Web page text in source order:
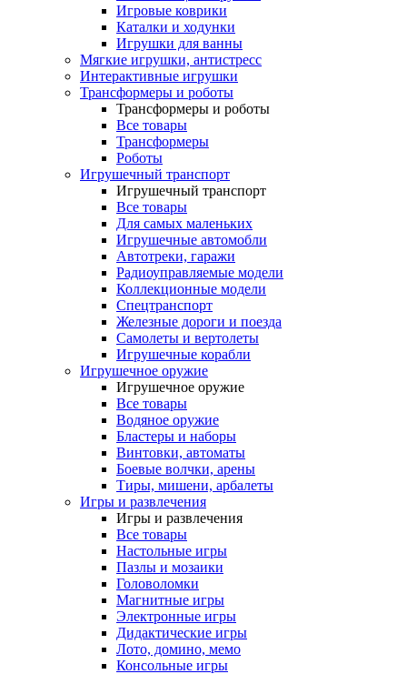
Игровые коврики
Каталки и ходунки
Игрушки для ванны
Мягкие игрушки, антистресс
Интерактивные игрушки
Трансформеры и роботы
Трансформеры и роботы
Все товары
Трансформеры
Роботы
Игрушечный транспорт
Игрушечный транспорт
Все товары
Для самых маленьких
Игрушечные автомобли
Автотреки, гаражи
Радиоуправляемые модели
Коллекционные модели
Спецтранспорт
Железные дороги и поезда
Самолеты и вертолеты
Игрушечные корабли
Игрушечное оружие
Игрушечное оружие
Все товары
Водяное оружие
Бластеры и наборы
Винтовки, автоматы
Боевые волчки, арены
Тиры, мишени, арбалеты
Игры и развлечения
Игры и развлечения
Все товары
Настольные игры
Пазлы и мозаики
Головоломки
Магнитные игры
Электронные игры
Дидактические игры
Лото, домино, мемо
Консольные игры